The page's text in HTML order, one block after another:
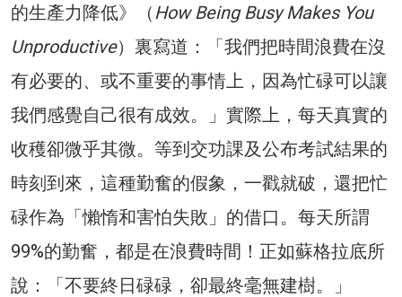
的生產力降低》（How Being Busy Makes You
Unproductive）裏寫道：「我們把時間浪費在沒
有必要的、或不重要的事情上，因為忙碌可以讓
我們感覺自己很有成效。」實際上，每天真實的
收穫卻微乎其微。等到交功課及公布考試結果的
時刻到來，這種勤奮的假象，一戳就破，還把忙
碌作為「懶惰和害怕失敗」的借口。每天所謂
99%的勤奮，都是在浪費時間！正如蘇格拉底所
說：「不要終日碌碌，卻最終毫無建樹。」